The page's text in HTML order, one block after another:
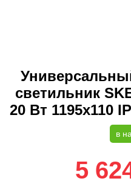
светильник
20 Вт 1195x110
в
5